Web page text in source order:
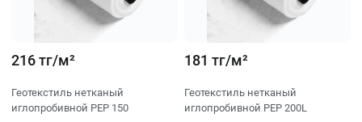
216 тг/м²
Геотекстиль нетканый
иглопробивной PEP 150
181 тг/м²
Геотекстиль нетканый
иглопробивной PEP 200L